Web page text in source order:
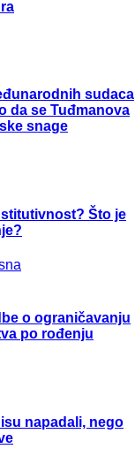
sudaca
da se Tuđmanova
snage
Što je
o ograničavanju
po rođenju
napadali, nego